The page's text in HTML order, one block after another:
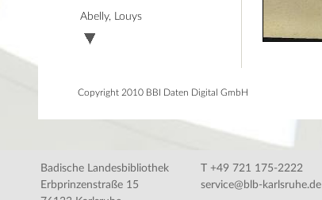
Abelly, Louys
Copyright 2010 BBI Daten Digital GmbH
Badische Landesbibliothek
Erbprinzenstraße 15
T +49 721 175-2222
service@blb-karlsruhe.de